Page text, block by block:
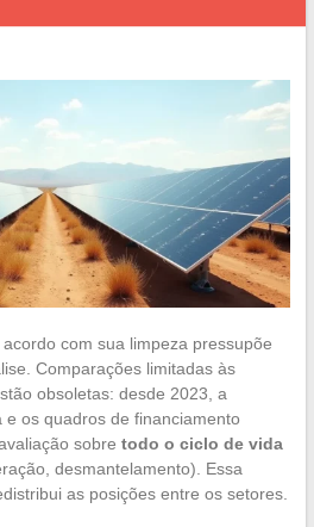
com sua limpeza pressupõe
Comparações limitadas às
obsoletas: desde 2023, a
os quadros de financiamento
sobre todo o ciclo de vida
desmantelamento). Essa
as posições entre os setores.